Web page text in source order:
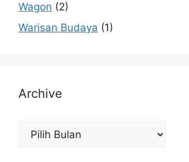
Wagon (2)
Warisan Budaya (1)
Archive
Archive